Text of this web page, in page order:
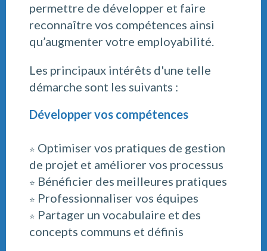
permettre de développer et faire
reconnaître vos compétences ainsi
qu’augmenter votre employabilité.
Les principaux intérêts d'une telle
démarche sont les suivants :
Développer vos compétences
⭐ Optimiser vos pratiques de gestion
de projet et améliorer vos processus
⭐ Bénéficier des meilleures pratiques
⭐ Professionnaliser vos équipes
⭐ Partager un vocabulaire et des
concepts communs et définis